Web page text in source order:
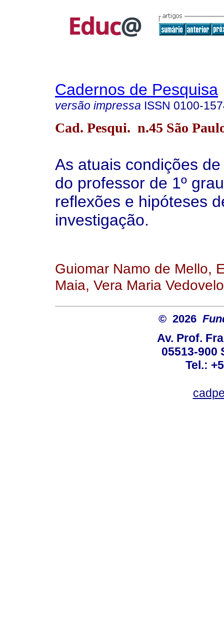
Cadernos de Pesquisa
versão impressa ISSN 0100-
Cad. Pesqui. n.45 São
As atuais condições
do professor de 1º
reflexões e hipóteses
investigação.
Guiomar Namo de Mello,
Maia, Vera Maria
© 2026
Av. Prof.
05513-900
Tel.: